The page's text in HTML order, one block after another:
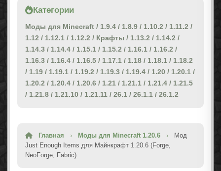
Категории
Моды для Minecraft / 1.9.4 / 1.8.9 / 1.10.2 / 1.11.2 /
1.12 / 1.12.1 / 1.12.2 / Крафты / 1.13.2 / 1.14.2 /
1.14.3 / 1.14.4 / 1.15.1 / 1.15.2 / 1.16.1 / 1.16.2 /
1.16.3 / 1.16.4 / 1.16.5 / 1.17.1 / 1.18 / 1.18.1 / 1.18.2
/ 1.19 / 1.19.1 / 1.19.2 / 1.19.3 / 1.19.4 / 1.20 / 1.20.1 /
1.20.2 / 1.20.4 / 1.20.6 / 1.21 / 1.21.1 / 1.21.4 / 1.21.5
/ 1.21.8 / 1.21.10 / 1.21.11 / 26.1 / 26.1.1 / 26.1.2
Главная › Моды для Minecraft 1.20.6 ›
Мод
Just Enough Items для Майнкрафт 1.20.6 (Forge,
NeoForge, Fabric)